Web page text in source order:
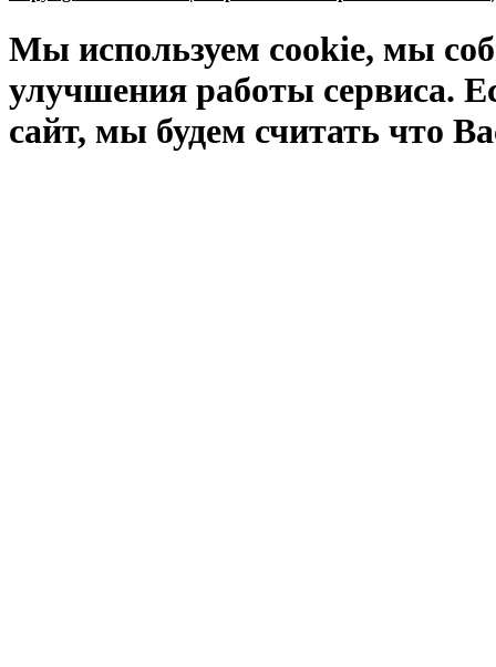
Мы используем cookie, мы
улучшения работы сервиса.
сайт, мы будем считать что